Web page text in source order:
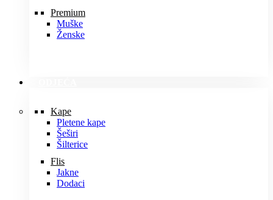
Premium
Muške
Ženske
Kape
Pletene kape
Šeširi
Šilterice
Flis
Jakne
Dodaci